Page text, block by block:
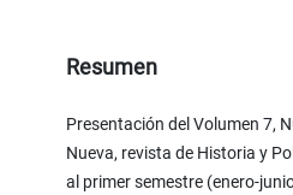
Resumen
Presentación del Volumen 7,
Nueva, revista de Historia y
al primer semestre (enero-